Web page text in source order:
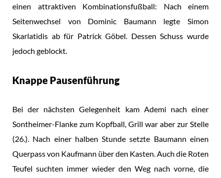
einen attraktiven Kombinationsfußball: Nach einem
Seitenwechsel von Dominic Baumann legte Simon
Skarlatidis ab für Patrick Göbel. Dessen Schuss wurde
jedoch geblockt.
Knappe Pausenführung
Bei der nächsten Gelegenheit kam Ademi nach einer
Sontheimer-Flanke zum Kopfball, Grill war aber zur Stelle
(26.). Nach einer halben Stunde setzte Baumann einen
Querpass von Kaufmann über den Kasten. Auch die Roten
Teufel suchten immer wieder den Weg nach vorne, die